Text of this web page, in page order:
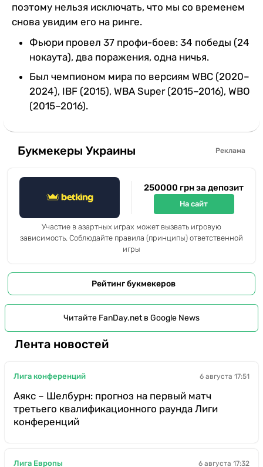
поэтому нельзя исключать, что мы со временем
снова увидим его на ринге.
Фьюри провел 37 профи-боев: 34 победы (24
нокаута), два поражения, одна ничья.
Был чемпионом мира по версиям WBC (2020–
2024), IBF (2015), WBA Super (2015–2016), WBO
(2015–2016).
Букмекеры Украины Реклама
250000 грн за депозит
На сайт
Участие в азартных играх может вызвать игровую
зависимость. Соблюдайте правила (принципы) ответственной
игры
Рейтинг букмекеров
Читайте FanDay.net в Google News
Лента новостей
Лига конференций 6 августа 17:51
Аякс – Шелбурн: прогноз на первый матч
третьего квалификационного раунда Лиги
конференций
Лига Европы 6 августа 17:32